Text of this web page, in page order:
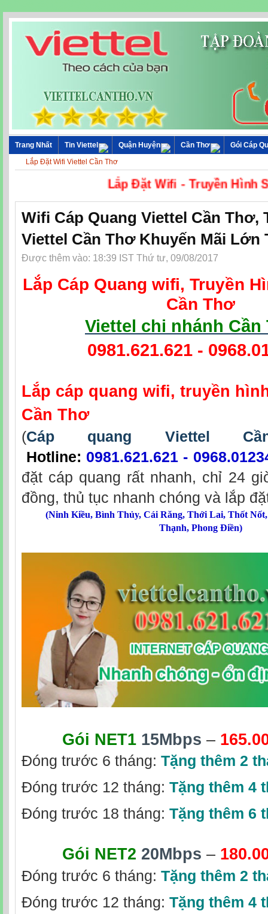
Trang Nhất Tin Viettel Quận Huyện Cần Thơ
Gói Cáp
Lắp Đặt Wifi Viettel Cần Thơ
Lắp Đặt Wifi -
Wifi Cáp Quang Viettel Cần Thơ,
Viettel Cần Thơ Khuyến Mãi Lớn
Được thêm vào: 18:39 IST Thứ tư, 09/08/2017
Lắp Cáp Quang wifi, Truyền
Cần Thơ
Viettel chi nhánh Cần
0981.621.621 -
Lắp cáp quang wifi, truyền
Cần Thơ
(Cáp quang Viettel
Hotline: 0981.621.621 -
đặt cáp quang rất nhanh, chỉ 24
đồng, thủ tục nhanh chóng và lắp
(Ninh Kiều, Bình Thủy, Cái Răng, Thới Lai, Thốt Nốt
Thạnh, Phong Điền)
Gói NET1 15Mbps –
Đóng trước 6 tháng: Tặng thêm 2
Đóng trước 12 tháng: Tặng thêm 4
Đóng trước 18 tháng: Tặng thêm 6
Gói NET2 20Mbps –
Đóng trước 6 tháng: Tặng thêm 2
Đóng trước 12 tháng: Tặng thêm 4